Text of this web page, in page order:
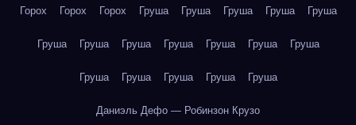
Горох Горох Горох Груша Груша Груша Груша Груша
Груша Груша Груша Груша Груша Груша Груша
Груша Груша Груша Груша Груша
Даниэль Дефо — Робинзон Крузо